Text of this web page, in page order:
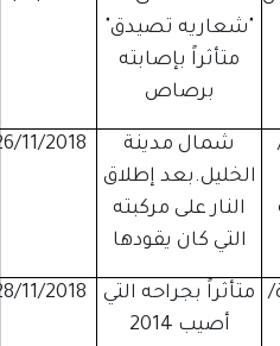
"شعاريه تصيدق"
متأثراً بإصابته
برصاص
شمال مدينة
الخليل.بعد إطلاق
النار على مركبته
التي كان يقودها
26/11/2018
متأثراً بجراحه التي
أصيب 2014
28/11/2018